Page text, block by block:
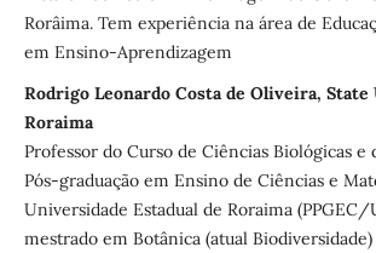
Rorâima. Tem experiência na área de
em Ensino-Aprendizagem
Rodrigo Leonardo Costa de Oliveira,
Roraima
Professor do Curso de Ciências Biológicas e
Pós-graduação em Ensino de Ciências e
Universidade Estadual de Roraima (PPGEC/
mestrado em Botânica (atual Biodiversidade)